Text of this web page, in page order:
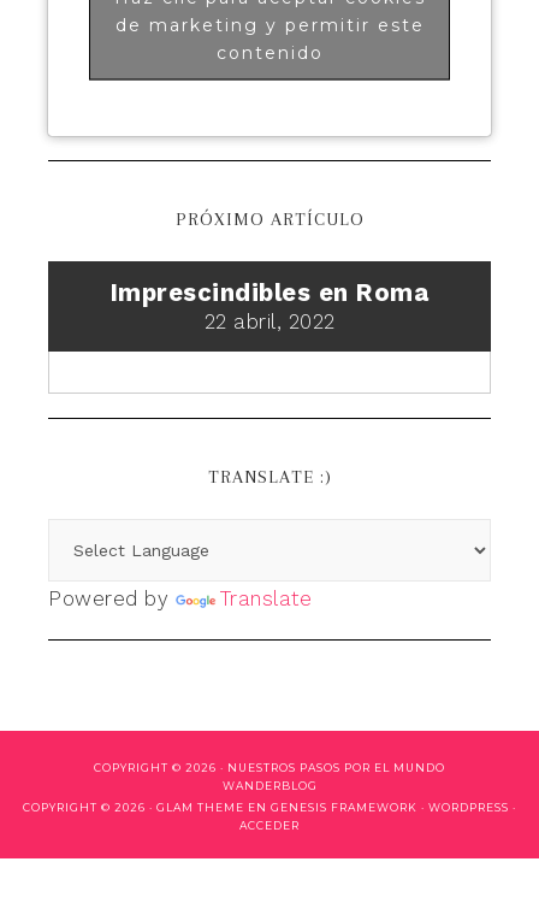
de marketing y permitir este
contenido
PRÓXIMO ARTÍCULO
Imprescindibles en Roma
22 abril, 2022
TRANSLATE :)
Powered by Translate
COPYRIGHT © 2026 · NUESTROS PASOS POR EL MUNDO
WANDERBLOG
COPYRIGHT © 2026 · GLAM THEME EN GENESIS FRAMEWORK · WORDPRESS ·
ACCEDER